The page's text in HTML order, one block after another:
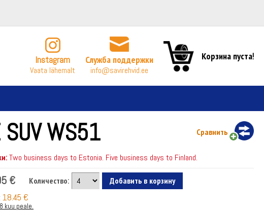
Instagram
Vaata lähemalt
Служба поддержки
info@savirehvid.ee
Корзина пуста!
SUV WS51 Сравнить
Two business days to Estonia. Five business days to Finland.
€
Количество:
18.45 €
kuu peale.